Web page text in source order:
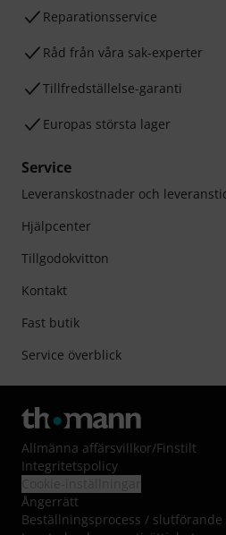
Reparationsservice
Råd från våra sak-experter
Tillfredställelse-garanti
Europas största lager
Service
Leveranskostnader och
Hjälpcenter
Tillgodokvitton
Kontakt
Fast butik
Service överblick
Allmänna affärsvillkor/Finstilt
Integritetspolicy
Ångerrätt
Beställningsprocess /